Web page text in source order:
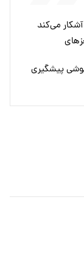
می‌کند
پیشگیری